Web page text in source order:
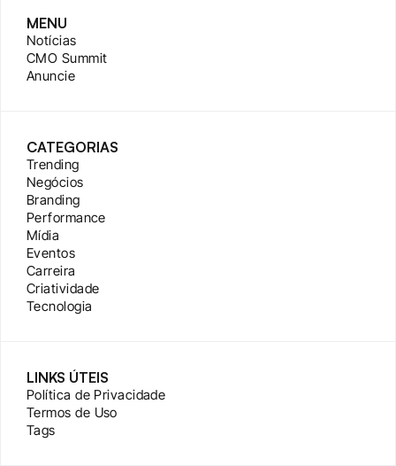
MENU
Notícias
CMO Summit
Anuncie
CATEGORIAS
Trending
Negócios
Branding
Performance
Mídia
Eventos
Carreira
Criatividade
Tecnologia
LINKS ÚTEIS
Política de Privacidade
Termos de Uso
Tags